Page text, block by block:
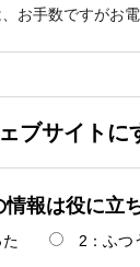
お手数ですがお
ブサイト
情報は役に立
2：ふつ